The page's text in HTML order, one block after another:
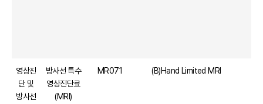
영상진
단 및
방사선
방사선 특수
영상진단료
(MRI)
MR071 (B)Hand Limited MRI